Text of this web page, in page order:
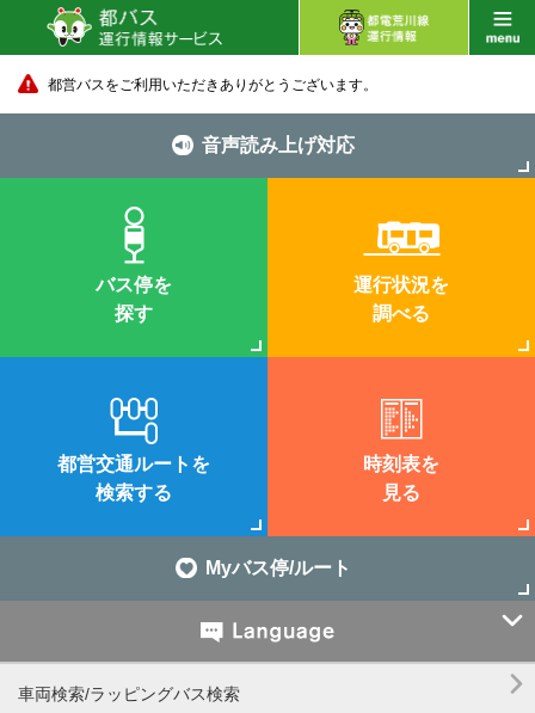
都営バスをご利用いただきありがとうございます。
音声読み上げ対応
バス停を
探す
運行状況を
調べる
都営交通ルートを
検索する
時刻表を
見る
Myバス停/ルート

車両検索/ラッピングバス検索 